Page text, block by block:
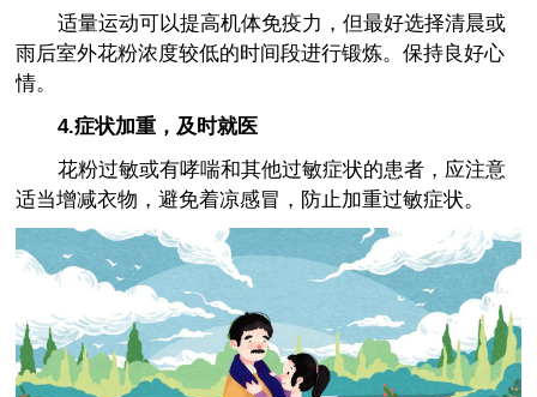
适量运动可以提高机体免疫力，但最好选择清晨或
雨后室外花粉浓度较低的时间段进行锻炼。保持良好心
情。
4.症状加重，及时就医
花粉过敏或有哮喘和其他过敏症状的患者，应注意
适当增减衣物，避免着凉感冒，防止加重过敏症状。